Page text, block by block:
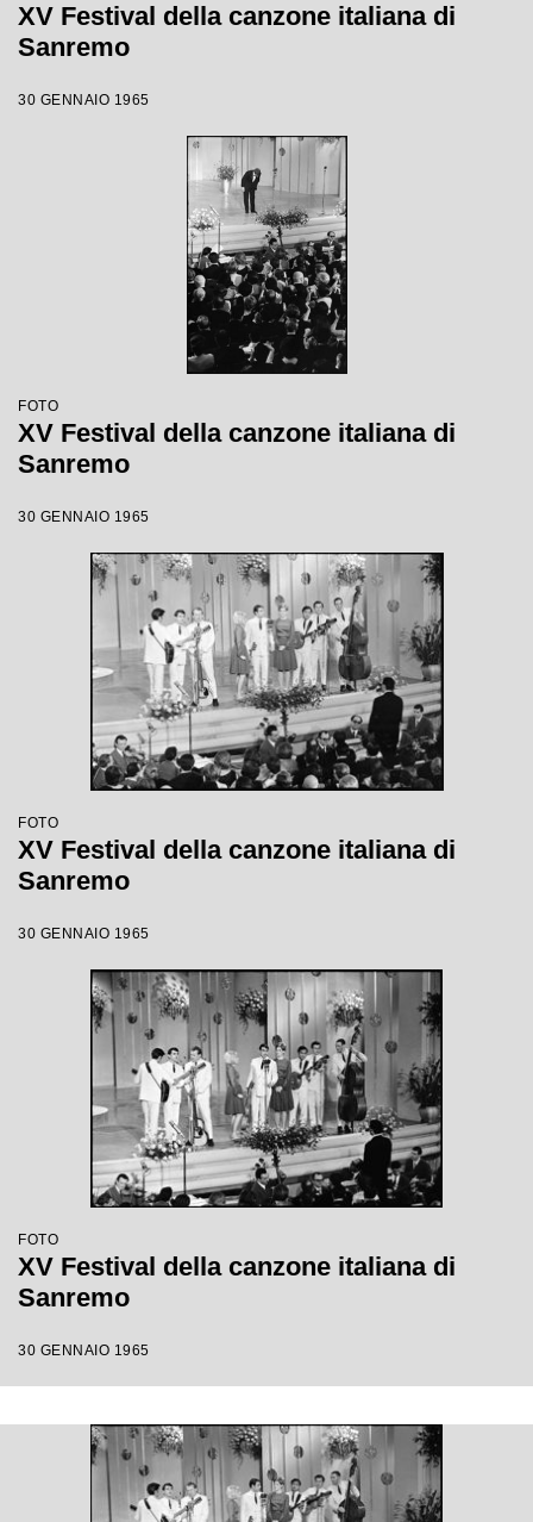
XV Festival della canzone italiana di
Sanremo
30 GENNAIO 1965
FOTO
XV Festival della canzone italiana di
Sanremo
30 GENNAIO 1965
FOTO
XV Festival della canzone italiana di
Sanremo
30 GENNAIO 1965
FOTO
XV Festival della canzone italiana di
Sanremo
30 GENNAIO 1965